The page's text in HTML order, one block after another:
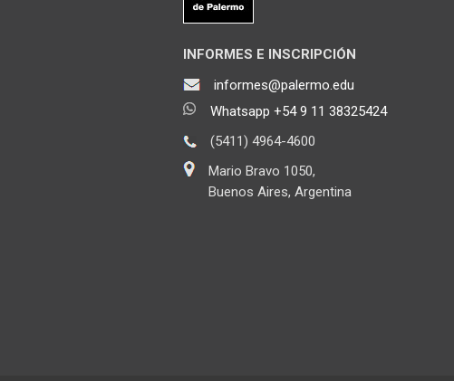
INFORMES E INSCRIPCIÓN
informes@palermo.edu
Whatsapp +54 9 11 38325424
(5411) 4964-4600
Mario Bravo 1050,
Buenos Aires, Argentina